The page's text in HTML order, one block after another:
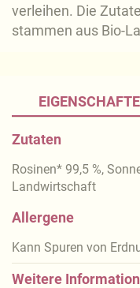
verleihen. Die
stammen aus Bio-
Zutaten
Rosinen* 99,5 %,
Landwirtschaft
Allergene
Kann Spuren von
Weitere